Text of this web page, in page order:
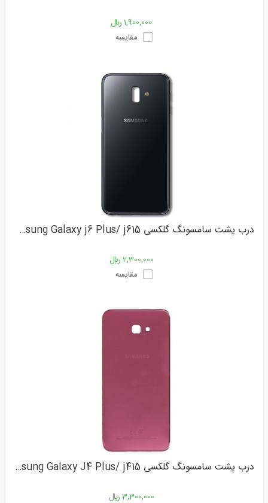
1,900,000 ﷼
مقایسه
درب پشت سامسونگ گلکسی Samsung Galaxy j6 Plus/ j615
2,300,000 ﷼
مقایسه
درب پشت سامسونگ گلکسی Samsung Galaxy J4 Plus/ j415
3,300,000 ﷼